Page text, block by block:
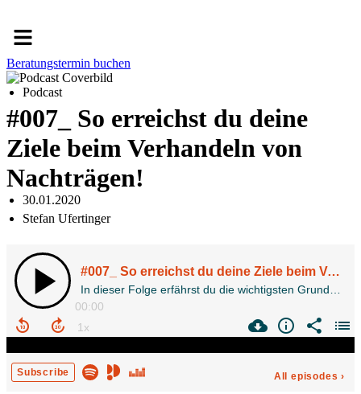
Menü
Beratungstermin buchen
Podcast
#007_ So erreichst du deine
Ziele beim Verhandeln von
Nachträgen!
30.01.2020
Stefan Ufertinger